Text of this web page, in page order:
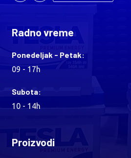
Radno vreme
Ponedeljak - Petak:
09 - 17h
Subota:
10 - 14h
Proizvodi